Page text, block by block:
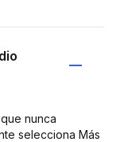
nunca
selecciona Más